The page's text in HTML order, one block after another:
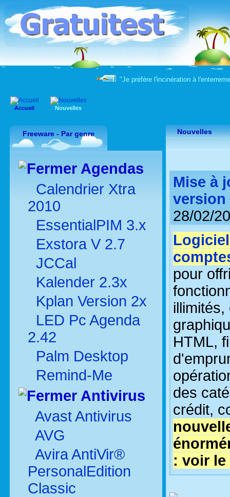
"Je préfère l'incinération à
Accueil Nouvelles
Freeware - Par genre
Agendas
Calendrier Xtra
2010
EssentialPIM 3.x
Exstora V 2.7
JCCal
Kalender 2.3x
Kplan Version 2x
LED Pc Agenda
2.42
Palm Desktop
Remind-Me
Antivirus
Avast Antivirus
AVG
Avira AntiVir®
PersonalEdition
Classic
Nouvelles
Mise à
version
28/02/
pour
HTML,
des
crédit,
: voir